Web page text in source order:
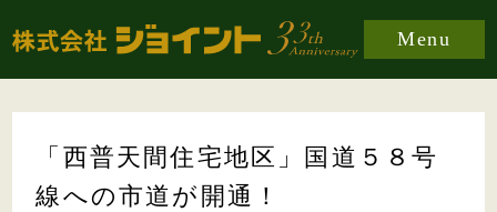
Menu
「西普天間住宅地区」国道５８号
線への市道が開通！